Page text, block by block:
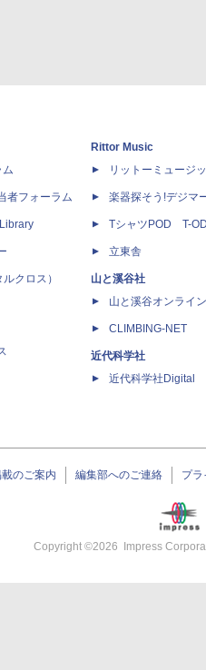
者フォーラム
クロス）
Rittor Music
リットーミュージ
楽器探そう!デジマ
TシャツPOD T-OD
立東舎
山と溪谷社
山と溪谷オンライン
CLIMBING-NET
近代科学社
近代科学社Digital
のご案内 編集部へのご連絡 プラ
Copyright ©2026 Impress